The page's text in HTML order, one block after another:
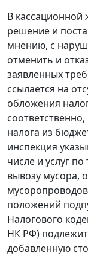
В кассационной
решение и
мнению, с
отменить и
заявленных
ссылается на
обложения
налога из
инспекция
числе и услуг
вывозу мусора,
положений
Налогового
НК РФ)
добавленную